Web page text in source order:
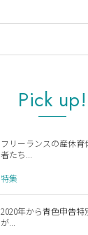
Pick up!
フリーランスの産休
者たち...
特集
2020年から青色申告
が...